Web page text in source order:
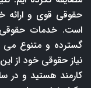
حقوقی قوی و
است. خدمات حقوقی
گسترده و متنوع می
نیاز حقوقی خود از
کارمند هستید و در